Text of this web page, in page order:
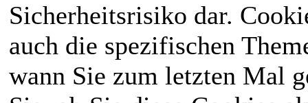
Sicherheitsrisiko dar.
auch die spezifischen
wann Sie zum letzten Mal